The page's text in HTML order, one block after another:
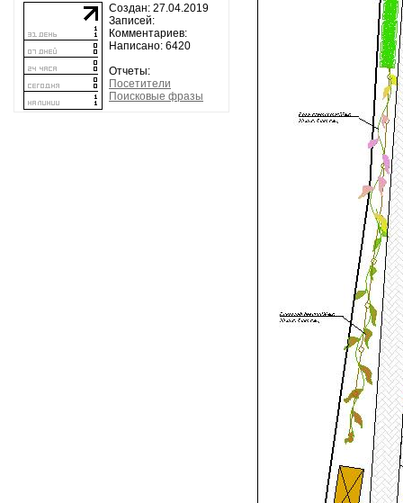
Создан: 27.04.2019
Записей:
Комментариев:
Написано: 6420
Отчеты:
Посетители
Поисковые фразы